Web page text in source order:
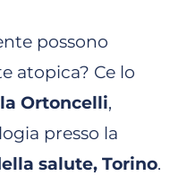
possono
atopica? Ce lo
Ortoncelli,
presso la
salute, Torino.